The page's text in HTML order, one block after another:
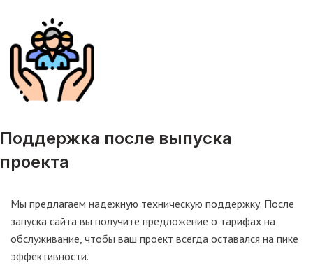
Поддержка после выпуска
проекта
Мы предлагаем надежную техническую поддержку. После
запуска сайта вы получите предложение о тарифах на
обслуживание, чтобы ваш проект всегда оставался на пике
эффективности.